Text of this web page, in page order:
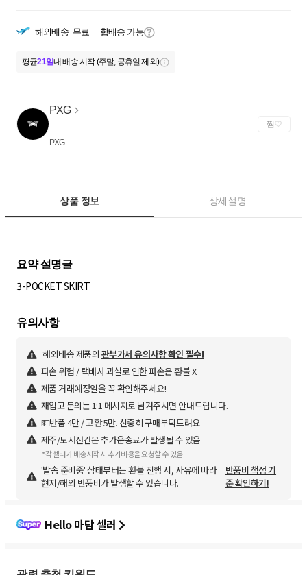
해외배송 무료 합배송 가능
평균21일내 배송 시작 (주말, 공휴일 제외)
PXG
PXG
찜
상품 정보 상세설명
요약 설명글
3-POCKET SKIRT
유의사항
해외배송 제품의 관부가세 유의사항 확인 필수!
파손 위험 / 택배사 과실로 인한 파손은 환불 X
제품 거래예정일을 꼭 확인해주세요!
재입고 문의는 1:1 메시지로 남겨주시면 안내드립니다.
💵반품 4만 / 교환 5만. 신중히 구매부탁드려요
제주/도서산간은 추가운송료가 발생될 수 있음
*각 셀러가 배송시작 시 추가비용을 요청할 수 있음
'발송 준비중' 상태부터는 환불 진행 시, 사유에 따라
현지/해외 반품비가 발생할 수 있습니다.
반품비 책정 기
준 확인하기!
Hello 마담 셀러